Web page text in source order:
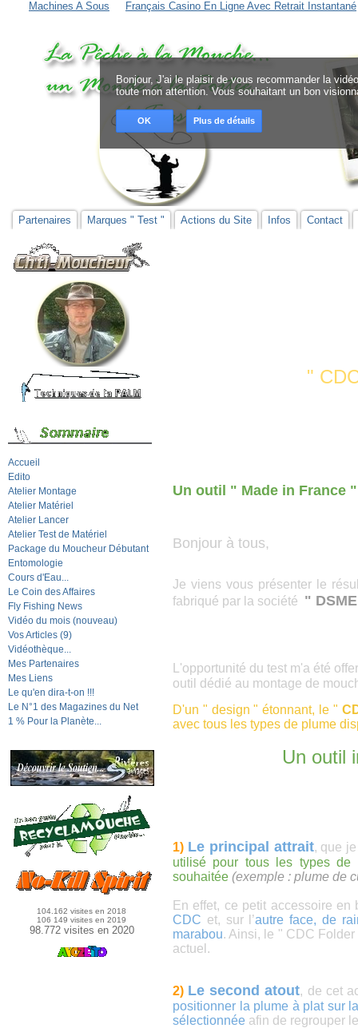
Bonjour, J'ai le plaisir de vous recommander la
toute mon attention. Vous souhaitant un bon
OK Plus de détails
Machines A Sous Français Casino En Ligne Avec Retrait Instantané
Partenaires Marques " Test " Actions du Site Infos Contact
Accueil
Edito
Atelier Montage
Atelier Matériel
Atelier Lancer
Atelier Test de Matériel
Package du Moucheur Débutant
Entomologie
Cours d'Eau...
Le Coin des Affaires
Fly Fishing News
Vidéo du mois (nouveau)
Vos Articles (9)
Vidéothèque...
Mes Partenaires
Mes Liens
Le qu'en dira-t-on !!!
Le N°1 des Magazines du Net
1 % Pour la Planète...
104.162 visites en 2018
106 149 visites en 2019
98.772 visites en 2020
" CDC
Un outil " Made in France
Bonjour à tous,
Je viens vous présenter le
fabriqué par la société "
L'opportunité du test m'a été
outil dédié au montage de
D'un " design " étonnant, le "
avec tous les types de plume
Un outil
1) Le principal attrait, que
utilisé pour tous les types de
souhaitée (exemple : plume de
En effet, ce petit accessoire
CDC et, sur l’autre face, de
marabou. Ainsi, le " CDC
actuel.
2) Le second atout, de cet
positionner la plume à plat sur
sélectionnée afin de regrouper